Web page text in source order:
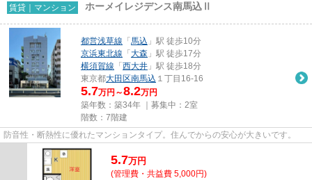
賃貸｜マンション ホーメイレジデンス南馬込Ⅱ
都営浅草線 「 馬込 」駅 徒歩10分
京浜東北線 「 大森 」駅 徒歩17分
横須賀線 「 西大井 」駅 徒歩18分
東京都大田区南馬込 １丁目16-16
5.7万円～8.2万円
築年数：築34年 ｜募集中： 2室
階数：7階建
防音性・断熱性に優れたマンションタイプ。住んでからの安心が大きいです。
5.7万円
(管理費・共益費 5,000円)